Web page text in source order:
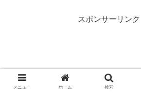
スポンサーリンク
メニュー ホーム 検索